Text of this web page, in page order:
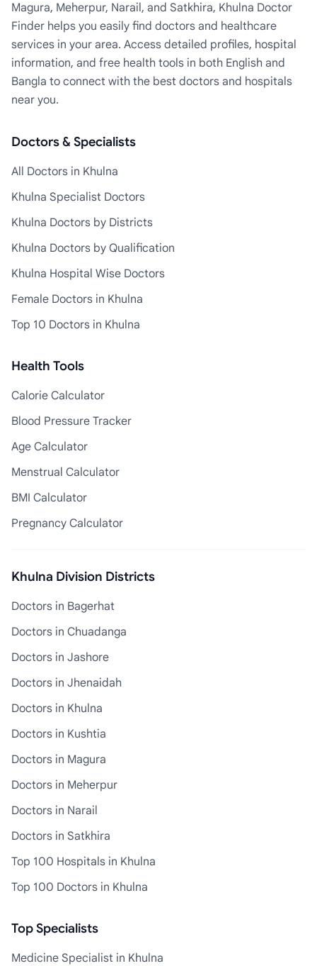
Magura, Meherpur, Narail, and Satkhira, Khulna Doctor
Finder helps you easily find doctors and healthcare
services in your area. Access detailed profiles, hospital
information, and free health tools in both English and
Bangla to connect with the best doctors and hospitals
near you.
Doctors & Specialists
All Doctors in Khulna
Khulna Specialist Doctors
Khulna Doctors by Districts
Khulna Doctors by Qualification
Khulna Hospital Wise Doctors
Female Doctors in Khulna
Top 10 Doctors in Khulna
Health Tools
Calorie Calculator
Blood Pressure Tracker
Age Calculator
Menstrual Calculator
BMI Calculator
Pregnancy Calculator
Khulna Division Districts
Doctors in Bagerhat
Doctors in Chuadanga
Doctors in Jashore
Doctors in Jhenaidah
Doctors in Khulna
Doctors in Kushtia
Doctors in Magura
Doctors in Meherpur
Doctors in Narail
Doctors in Satkhira
Top 100 Hospitals in Khulna
Top 100 Doctors in Khulna
Top Specialists
Medicine Specialist in Khulna